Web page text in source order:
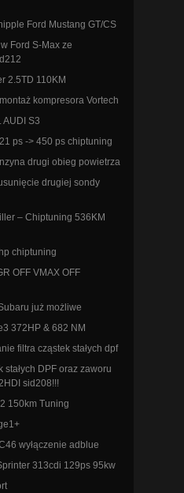
Ford Mustang GT/CS
Ford S-Max ze
2.5TD 110KM
kompresora Vortech
AUDI S3
ps -> 450 ps chiptuning
drugi obieg powietrza
drugiej sondy
– Chiptuning 536KM
chiptuning
OFF VMAX OFF
już możliwe
372HP & 682 NM
filtra cząstek stałych dpf
DPF oraz zaworu
sid208!!!
150km Tuning
wyłączenie adblue
313cdi 129ps 95kw